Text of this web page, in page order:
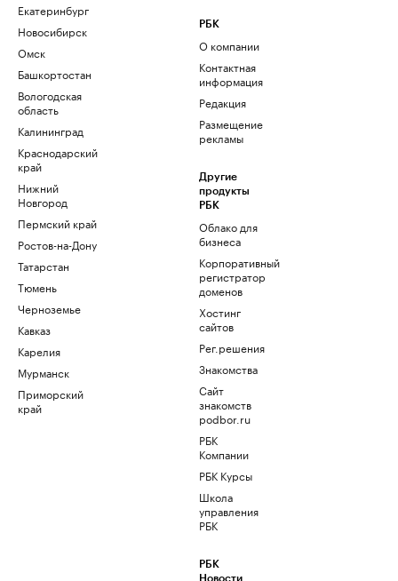
Екатеринбург
Новосибирск
Омск
Башкортостан
Вологодская
область
Калининград
Краснодарский
край
Нижний
Новгород
Пермский край
Ростов-на-Дону
Татарстан
Тюмень
Черноземье
Кавказ
Карелия
Мурманск
Приморский
край
РБК
О компании
Контактная
информация
Редакция
Размещение
рекламы
Другие
продукты
РБК
Облако для
бизнеса
Корпоративный
регистратор
доменов
Хостинг
сайтов
Рег.решения
Знакомства
Сайт
знакомств
podbor.ru
РБК
Компании
РБК Курсы
Школа
управления
РБК
РБК
Новости